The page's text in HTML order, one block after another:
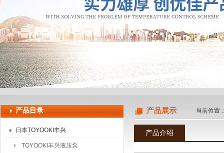
上海申思特自动化设备有限公司
产品目录
日本TOYOOKI丰兴
TOYOOKI丰兴液压泵
产品展示 当前位置
产品介绍